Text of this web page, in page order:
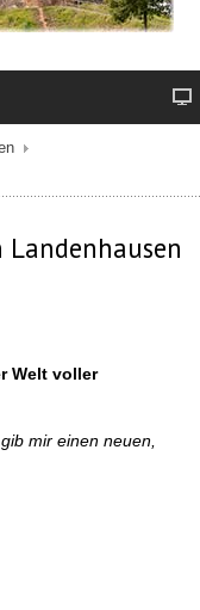
Welt voller
mir einen neuen,